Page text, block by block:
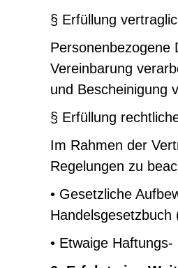
§ Erfüllung
Personenbezogene
Vereinbarung
und Bescheinigung
§ Erfüllung
Im Rahmen der
Regelungen zu
• Gesetzliche
• Etwaige